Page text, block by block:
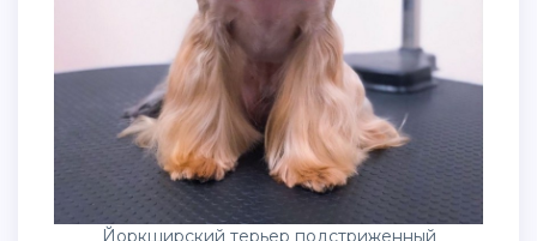
Йоркширский терьер подстриженный